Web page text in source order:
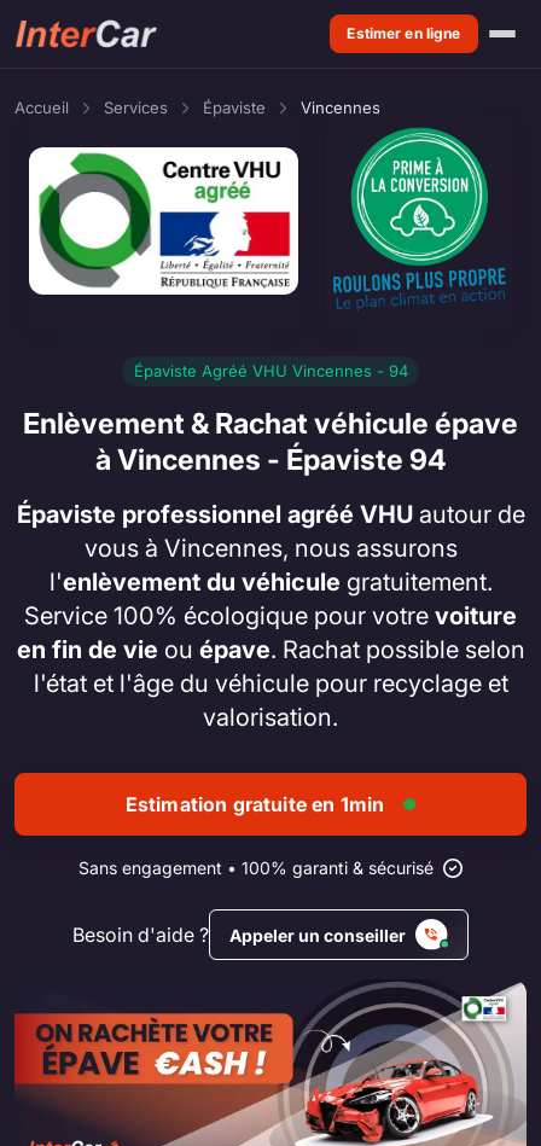
Estimer en ligne
Accueil Services Épaviste Vincennes
Épaviste Agréé VHU Vincennes - 94
Enlèvement & Rachat véhicule épave
à Vincennes - Épaviste 94
Épaviste professionnel agréé VHUautour de
vous à Vincennes, nous assurons
l'enlèvement du véhicule gratuitement.
Service 100% écologique pour votre voiture
en fin de vie ou épave. Rachat possible selon
l'état et l'âge du véhicule pour recyclage et
valorisation.
Estimation gratuite en 1min
Sans engagement • 100% garanti & sécurisé
Besoin d'aide ? Appeler un conseiller